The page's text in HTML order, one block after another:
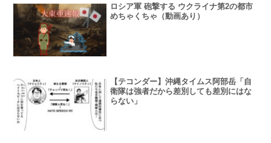
ロシア軍 砲撃する ウクライナ第2の都市
めちゃくちゃ（動画あり）
【テコンダー】沖縄タイムス阿部岳「自
衛隊は強者だから差別しても差別にはな
らない」